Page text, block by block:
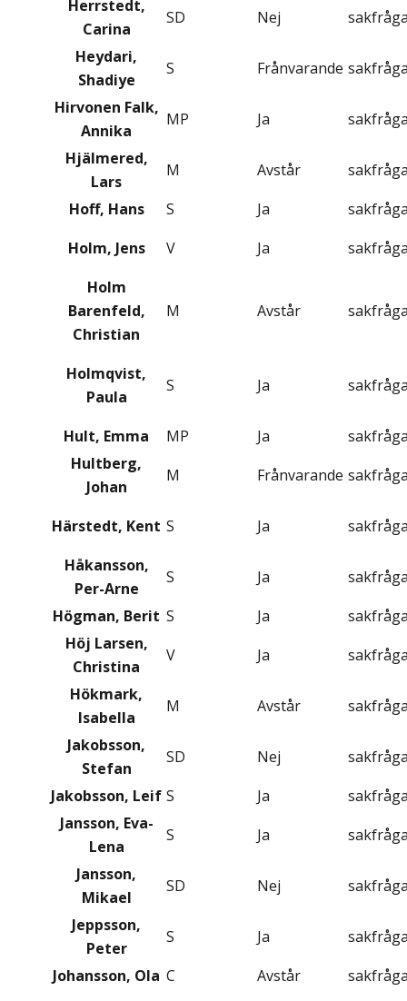
Herrstedt,
Carina
SD Nej
Heydari,
Shadiye
S Frånvarande
Hirvonen Falk,
Annika
MP Ja
Hjälmered,
Lars
M Avstår
Hoff, Hans
S Ja
Holm, Jens
V Ja
Holm
Barenfeld,
Christian
M Avstår
Holmqvist,
Paula
S Ja
Hult, Emma MP Ja
Hultberg,
Johan
M Frånvarande
Härstedt, Kent S Ja
Håkansson,
Per-Arne
S Ja
Högman, Berit S Ja
Höj Larsen,
Christina
V Ja
Hökmark,
Isabella
M Avstår
Jakobsson,
Stefan
SD Nej
Jakobsson, Leif S Ja
Jansson, Eva-
Lena
S Ja
Jansson,
Mikael
SD Nej
Jeppsson,
Peter
S Ja
Johansson, Ola C Avstår